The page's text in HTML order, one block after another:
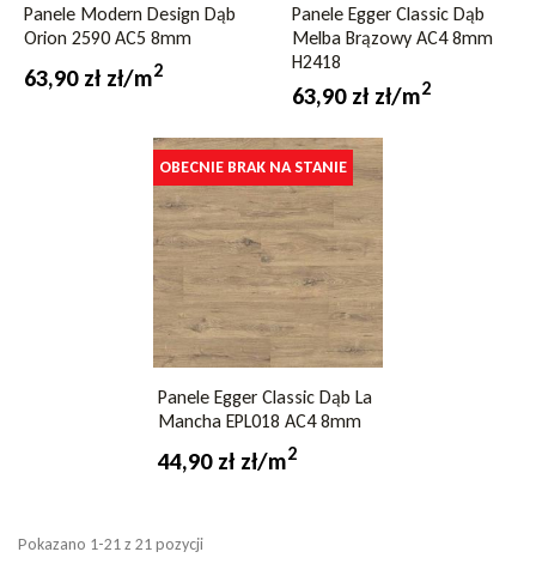
Panele Modern Design Dąb
Orion 2590 AC5 8mm
63,90 zł zł/m2
Panele Egger Classic Dąb
Melba Brązowy AC4 8mm
H2418
63,90 zł zł/m2
Panele Egger Classic Dąb La
Mancha EPL018 AC4 8mm
44,90 zł zł/m2
OBECNIE BRAK NA STANIE
Pokazano 1-21 z 21 pozycji